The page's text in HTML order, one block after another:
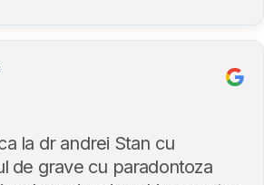
la dr andrei Stan cu
de grave cu paradontoza